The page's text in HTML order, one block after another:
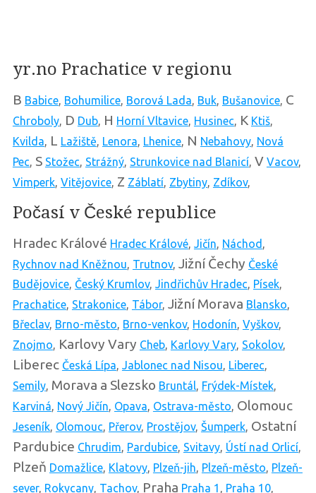
yr.no Prachatice v regionu
B Babice, Bohumilice, Borová Lada, Buk, Bušanovice, C
Chroboly, D Dub, H Horní Vltavice, Husinec, K Ktiš,
Kvilda, L Lažiště, Lenora, Lhenice, N Nebahovy, Nová
Pec, S Stožec, Strážný, Strunkovice nad Blanicí, V Vacov,
Vimperk, Vitějovice, Z Záblatí, Zbytiny, Zdíkov,
Počasí v České republice
Hradec Králové Hradec Králové, Jičín, Náchod ,
Rychnov nad Kněžnou, Trutnov, Jižní Čechy České
Budějovice, Český Krumlov, Jindřichův Hradec, Písek,
Prachatice, Strakonice, Tábor, Jižní Morava Blansko,
Břeclav, Brno-město, Brno-venkov, Hodonín, Vyškov,
Znojmo, Karlovy Vary Cheb, Karlovy Vary, Sokolov,
Liberec Česká Lípa, Jablonec nad Nisou, Liberec,
Semily, Morava a Slezsko Bruntál, Frýdek-Místek,
Karviná, Nový Jičín, Opava, Ostrava-město, Olomouc
Jeseník, Olomouc, Přerov, Prostějov, Šumperk, Ostatní
Pardubice Chrudim, Pardubice, Svitavy, Ústí nad Orlicí,
Plzeň Domažlice, Klatovy, Plzeň-jih, Plzeň-město, Plzeň-
sever, Rokycany, Tachov, Praha Praha 1 , Praha 10,